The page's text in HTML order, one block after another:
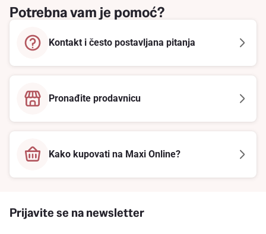
Potrebna vam je pomoć?
Kontakt i često postavljana pitanja
Pronađite prodavnicu
Kako kupovati na Maxi Online?
Prijavite se na newsletter